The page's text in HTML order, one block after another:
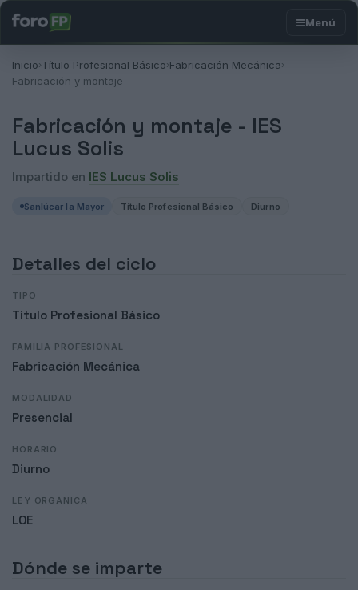
Inicio›Título Profesional Básico›Fabricación Mecánica›
Fabricación y montaje
Fabricación y montaje - IES
Lucus Solis
Impartido en IES Lucus Solis
Sanlúcar la Mayor Título Profesional Básico Diurno
Detalles del ciclo
TIPO
Título Profesional Básico
FAMILIA PROFESIONAL
Fabricación Mecánica
MODALIDAD
Presencial
HORARIO
Diurno
LEY ORGÁNICA
LOE
Dónde se imparte